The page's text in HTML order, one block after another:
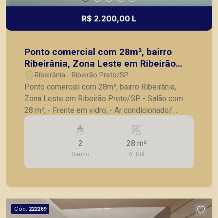
R$ 2.200,00 L
Ponto comercial com 28m², bairro
Ribeirânia, Zona Leste em Ribeirão
Preto/SP.
Ribeirânia - Ribeirão Preto/SP
Ponto comercial com 28m², bairro Ribeirânia,
Zona Leste em Ribeirão Preto/SP. - Salão com
28 m²; - Frente em vidro; - Ar condicionado/
Ventilador de teto; - Iluminação; - Piso frio; - 2
banheiros, sendo 1 feminino e 1 masculino, de
uso comum; - Estacionamento, de uso comum; - A
localização é excelente, na principal Avenida
sentido Zona Sul e Leste, de grande fluxo, dentro
instalações de restaurante vegano. Vamos
agendar uma visita? A Piramid tem como objetivo
2
Banho
28 m²
A. Útil
Cód. 222269